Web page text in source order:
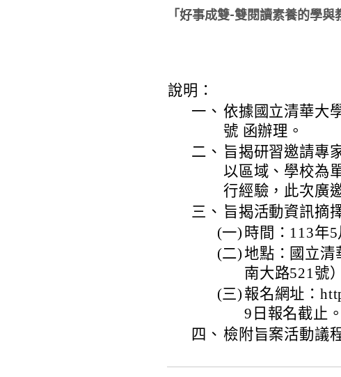
「好事成雙-雙閱讀素養的學
說明：
一、 依據國立清華大
號 函辦理。
二、 旨揭研習邀請專
以區域、學校為
行經驗，此次廣
三、 旨揭活動資訊摘
(一) 時間：113年
(二)地點：國立清
南大路521號
(三) 報名網址：
9日報名截止。
四、 檢附旨案活動議